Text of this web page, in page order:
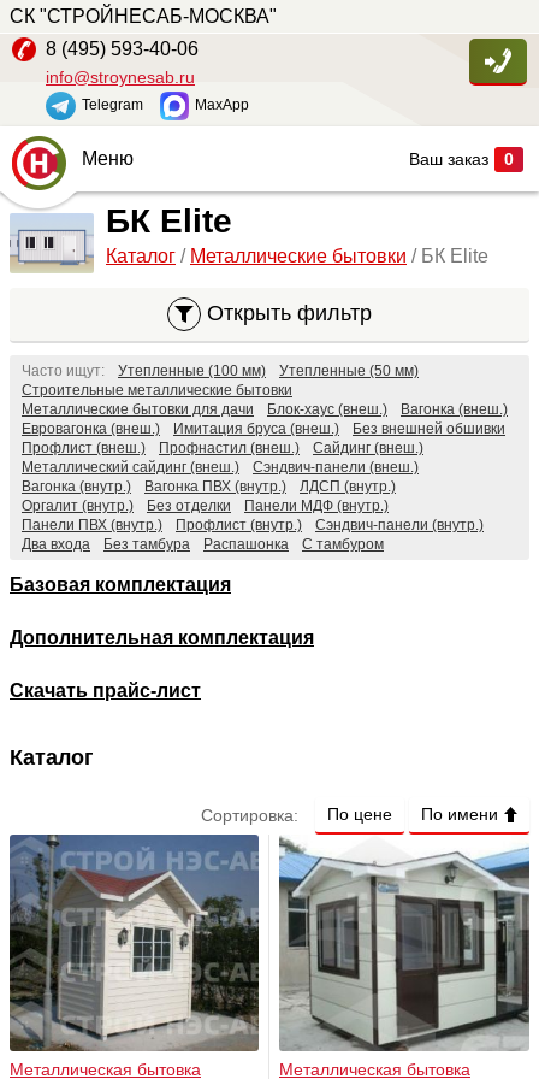
СК "СТРОЙНЕСАБ-МОСКВА"
8 (495) 593-40-06
info@stroynesab.ru
Telegram MaxApp
Ваш заказ 0
Главная
Каталог
Наши работы
Сопутствующие товары
О компании
Контакты
Меню
БК Вагонка (класс С) 0
БК Оргалит (ДВП)
БК панели Мдф/Пвх 63
БК ЛДСП
БК Elite
БК VIP 66
БК Склад 2
БК Санитарные
БК Сэндвич-панели 21
БК Каркас 2
БК Павильон 10
Цена
—
Площадь
— м2
БК Elite
Каталог / Металлические бытовки / БК Elite
Открыть фильтр
Часто ищут: Утепленные (100 мм)
Утепленные (50 мм)
Строительные металлические бытовки
Металлические бытовки для дачи
Блок-хаус (внеш.)
Вагонка (внеш.)
Евровагонка (внеш.)
Имитация бруса (внеш.)
Без внешней обшивки
Профлист (внеш.)
Профнастил (внеш.)
Сайдинг (внеш.)
Металлический сайдинг (внеш.)
Сэндвич-панели (внеш.)
Вагонка (внутр.)
Вагонка ПВХ (внутр.)
ЛДСП (внутр.)
Оргалит (внутр.)
Без отделки
Панели МДФ (внутр.)
Панели ПВХ (внутр.)
Профлист (внутр.)
Сэндвич-панели (внутр.)
Два входа
Без тамбура Распашонка C тамбуром
Базовая комплектация
Дополнительная комплектация
Скачать прайс-лист
Каталог
Сортировка: По цене По имени
Металлическая бытовка
Металлическая бытовка